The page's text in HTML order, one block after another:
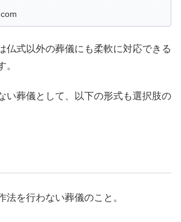
七日の迎え方とそのメリット・デメリットについて詳しく
仏式以外の葬儀にも柔軟に対応できる
。
い葬儀として、以下の形式も選択肢の
法を行わない葬儀のこと。